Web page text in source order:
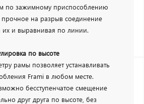
по зажимному приспособлению
прочное на разрыв соединение
их и выравнивая по линии.
по высоте
рамы позволяет устанавливать
Frami в любом месте.
бесступенчатое смещение
друг друга по высоте, без